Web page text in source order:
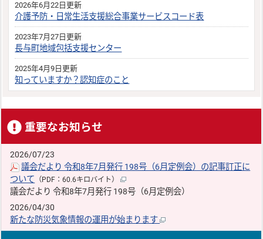
2026年6月22日更新
介護予防・日常生活支援総合事業サービスコード表
2023年7月27日更新
長与町地域包括支援センター
2025年4月9日更新
知っていますか？認知症のこと
重要なお知らせ
2026/07/23
議会だより 令和8年7月発行 198号（6月定例会）の記事訂正に
ついて （PDF：60.6キロバイト）
議会だより 令和8年7月発行 198号（6月定例会）
2026/04/30
新たな防災気象情報の運用が始まります